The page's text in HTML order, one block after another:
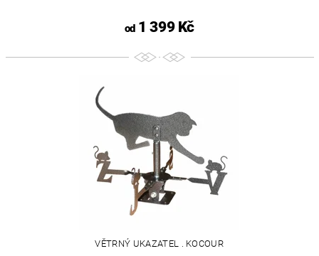
od1 399 Kč
VĚTRNÝ UKAZATEL . KOCOUR